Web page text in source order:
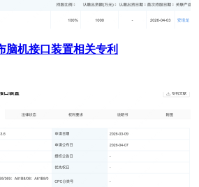
脑机接口装置相关专利